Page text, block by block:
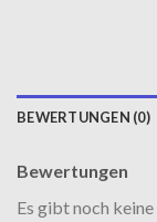
BEWERTUNGEN (0)
Bewertungen
Es gibt noch